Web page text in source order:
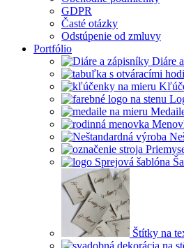
GDPR
Časté otázky
Odstúpenie od zmluvy
Portfólio
Diáre
Štítky na